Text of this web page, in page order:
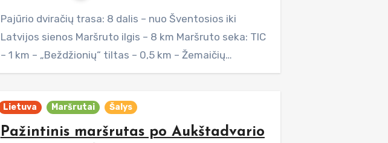
Pajūrio dviračių trasa: 8 dalis – nuo Šventosios iki
Latvijos sienos Maršruto ilgis – 8 km Maršruto seka: TIC
– 1 km – „Beždžionių“ tiltas – 0,5 km – Žemaičių…
Lietuva Maršrutai Šalys
Pažintinis maršrutas po Aukštadvario